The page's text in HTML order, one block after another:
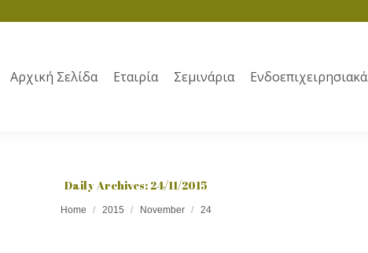
Αρχική Σελίδα Εταιρία Σεμινάρια Ενδοεπιχειρησιακά
Daily Archives: 24/11/2015
Home 2015 November 24